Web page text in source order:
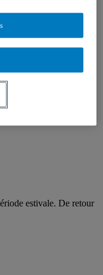
Search
estivale. De retour